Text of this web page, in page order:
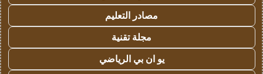
مصادر التعليم
مجلة تقنية
يو ان بي الرياضي